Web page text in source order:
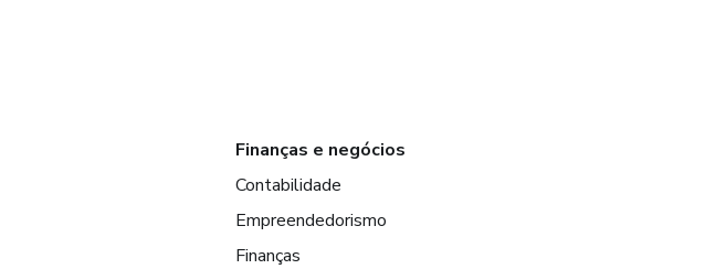
Finanças e negócios
Contabilidade
Empreendedorismo
Finanças